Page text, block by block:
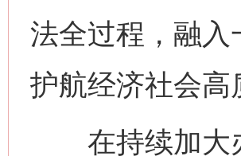
法全过程，融入
护航经济社会高
在持续加大办